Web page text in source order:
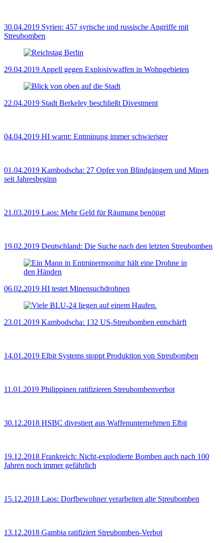
30.04.2019 Syrien: 457 syrische und russische Angriffe mit
Streubomben
29.04.2019 Appell gegen Explosivwaffen in Wohngebieten
22.04.2019 Stadt Berkeley beschließt Divestment
04.04.2019 HI warnt: Entminung immer schwieriger
01.04.2019 Kambodscha: 27 Opfer von Blindgängern und Minen
seit Jahresbeginn
21.03.2019 Laos: Mehr Geld für Räumung benötigt
19.02.2019 Deutschland: Die Suche nach den letzten Streubomben
06.02.2019 HI testet Minensuchdrohnen
23.01.2019 Kambodscha: 132 US-Streubomben entschärft
14.01.2019 Elbit Systems stoppt Produktion von Streubomben
11.01.2019 Philippinen ratifizieren Streubombenverbot
30.12.2018 HSBC divestiert aus Waffenunternehmen Elbit
19.12.2018 Frankreich: Nicht-explodierte Bomben auch nach 100
Jahren noch immer gefährlich
15.12.2018 Laos: Dorfbewohner verarbeiten alte Streubomben
13.12.2018 Gambia ratifiziert Streubomben-Verbot